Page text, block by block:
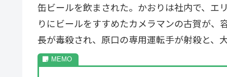
缶ビールを飲まされた。かおりは社内で、エ
りにビールをすすめたカメラマンの古賀が
長が毒殺され、原口の専用運転手が射殺と